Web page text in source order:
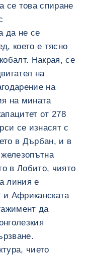
се това спиране
да не се
което е тясно
Накрая, се
на
на
на мината
от 278
се изнасят с
в Дърбан, и в
в Лобито, чиято
линия е
Африканската
да
чието